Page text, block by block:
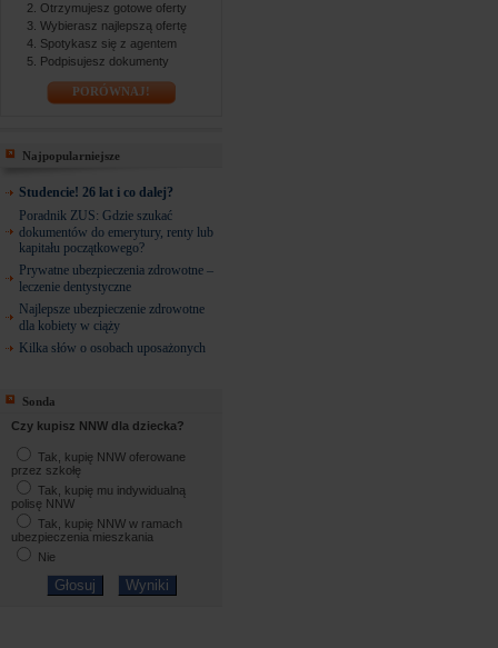
Otrzymujesz gotowe oferty
Wybierasz najlepszą ofertę
Spotykasz się z agentem
Podpisujesz dokumenty
PORÓWNAJ!
Najpopularniejsze
Studencie! 26 lat i co dalej?
Poradnik ZUS: Gdzie szukać
dokumentów do emerytury, renty lub
kapitału początkowego?
Prywatne ubezpieczenia zdrowotne –
leczenie dentystyczne
Najlepsze ubezpieczenie zdrowotne
dla kobiety w ciąży
Kilka słów o osobach uposażonych
Sonda
Czy kupisz NNW dla dziecka?
Tak, kupię NNW oferowane
przez szkołę
Tak, kupię mu indywidualną
polisę NNW
Tak, kupię NNW w ramach
ubezpieczenia mieszkania
Nie